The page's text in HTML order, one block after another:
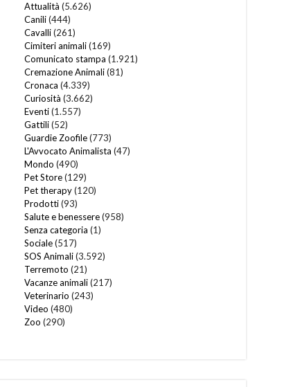
Attualità (5.626)
Canili(444)
Cavalli(261)
Cimiteri animali(169)
Comunicato stampa (1.921)
Cremazione Animali(81)
Cronaca (4.339)
Curiosità (3.662)
Eventi(1.557)
Gattili(52)
Guardie Zoofile(773)
L'Avvocato Animalista (47)
Mondo (490)
Pet Store(129)
Pet therapy(120)
Prodotti(93)
Salute e benessere(958)
Senza categoria (1)
Sociale(517)
SOS Animali(3.592)
Terremoto (21)
Vacanze animali(217)
Veterinario (243)
Video (480)
Zoo (290)